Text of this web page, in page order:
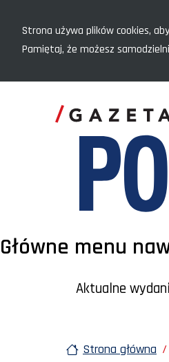
Strona używa plików cookies,
Pamiętaj, że możesz
Główne menu
Aktualne
Strona główna